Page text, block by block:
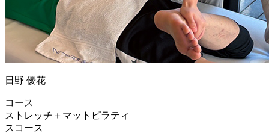
日野 優花
コース
ストレッチ＋マットピラティ
スコース